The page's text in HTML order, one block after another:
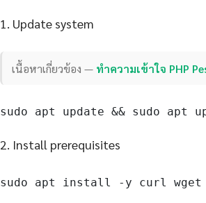
1. Update system
เนื้อหาเกี่ยวข้อง — ทำความเข้าใจ PHP
sudo apt update && sudo apt
2. Install prerequisites
sudo apt install -y curl wget